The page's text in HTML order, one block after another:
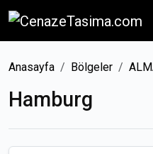
Anasayfa Bölgeler
Hamburg